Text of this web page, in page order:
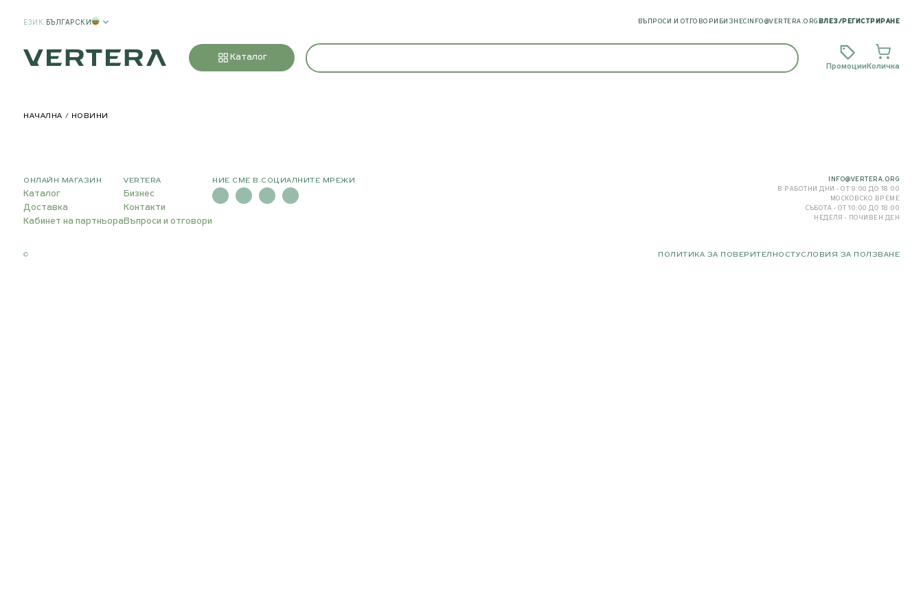
ЕЗИК: БЪЛГАРСКИ ВЪПРОСИ И ОТГОВОРИ БИЗНЕС INFO@VERTERA.ORG ВЛЕЗ/ РЕГИСТРИРАНЕ
Каталог
Промоции Количка
НАЧАЛНА НОВИНИ
ОНЛАЙН МАГАЗИН
Каталог
Доставка
Кабинет на партньора
VERTERA
Бизнес
Контакти
Въпроси и отговори
НИЕ СМЕ В СОЦИАЛНИТЕ МРЕЖИ
INFO@VERTERA.ORG
В РАБОТНИ ДНИ - ОТ 9:00 ДО 18:00
МОСКОВСКО ВРЕМЕ
СЪБОТА - ОТ 10:00 ДО 18:00
НЕДЕЛЯ - ПОЧИВЕН ДЕН
© ПОЛИТИКА ЗА ПОВЕРИТЕЛНОСТ УСЛОВИЯ ЗА ПОЛЗВАНЕ